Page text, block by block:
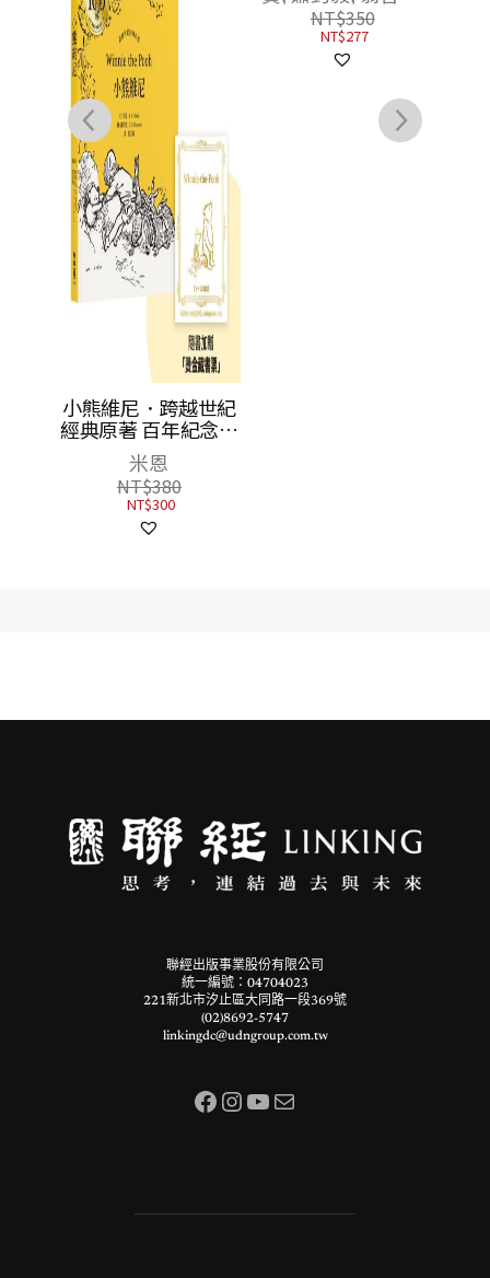
小熊維尼．跨越世紀
經典原著 百年紀念版
（首刷加贈【限量燙
金藏書票】）
米恩
NT$380
NT$300
聯經出版事業股份有限公司
統一編號：04704023
221新北市汐止區大同路一段369號
(02)8692-5747
linkingdc@udngroup.com.tw
Facebook InstagramYouTube 電子郵件